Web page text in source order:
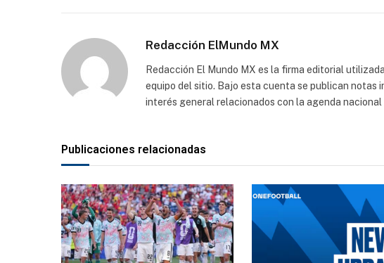
Redacción ElMundo MX
Redacción El Mundo MX es la firma editorial
equipo del sitio. Bajo esta cuenta se publican notas
interés general relacionados con la agenda nacional
Publicaciones relacionadas